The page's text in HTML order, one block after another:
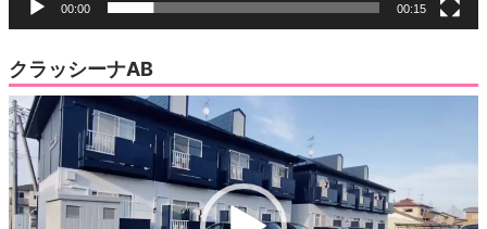
00:00 00:15
クラッシーナAB
動
画
プ
レ
ー